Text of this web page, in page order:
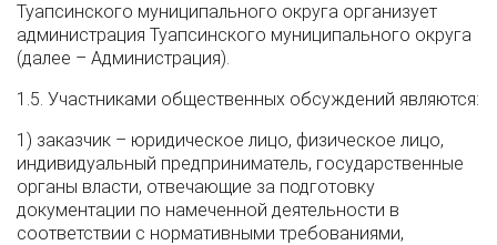
Туапсинского муниципального округа организует
администрация Туапсинского муниципального округа
(далее – Администрация).
1.5. Участниками общественных обсуждений являются:
1) заказчик – юридическое лицо, физическое лицо,
индивидуальный предприниматель, государственные
органы власти, отвечающие за подготовку
документации по намеченной деятельности в
соответствии с нормативными требованиями,